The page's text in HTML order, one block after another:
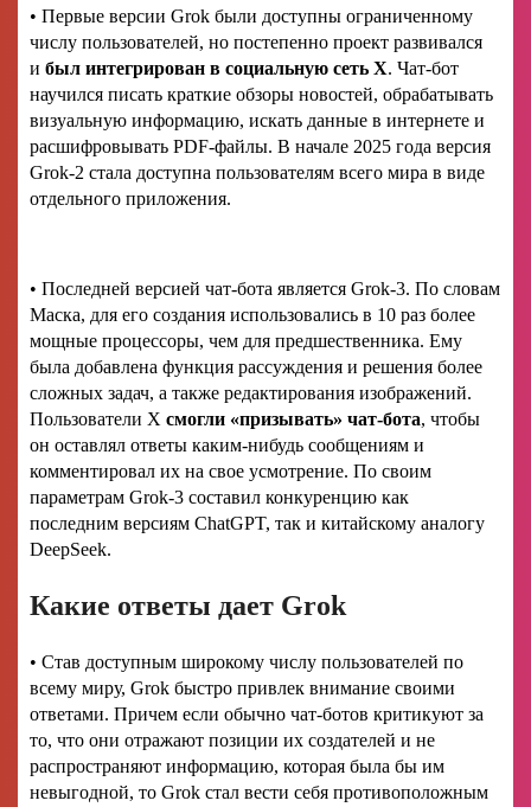
• Первые версии Grok были доступны ограниченному
числу пользователей, но постепенно проект развивался
и был интегрирован в социальную сеть X. Чат-бот
научился писать краткие обзоры новостей, обрабатывать
визуальную информацию, искать данные в интернете и
расшифровывать PDF-файлы. В начале 2025 года версия
Grok-2 стала доступна пользователям всего мира в виде
отдельного приложения.
• Последней версией чат-бота является Grok-3. По словам
Маска, для его создания использовались в 10 раз более
мощные процессоры, чем для предшественника. Ему
была добавлена функция рассуждения и решения более
сложных задач, а также редактирования изображений.
Пользователи X смогли «призывать» чат-бота, чтобы
он оставлял ответы каким-нибудь сообщениям и
комментировал их на свое усмотрение. По своим
параметрам Grok-3 составил конкуренцию как
последним версиям ChatGPT, так и китайскому аналогу
DeepSeek.
Какие ответы дает Grok
• Став доступным широкому числу пользователей по
всему миру, Grok быстро привлек внимание своими
ответами. Причем если обычно чат-ботов критикуют за
то, что они отражают позиции их создателей и не
распространяют информацию, которая была бы им
невыгодной, то Grok стал вести себя противоположным